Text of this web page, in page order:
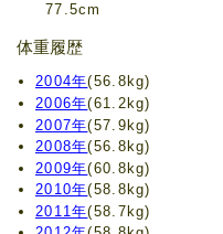
77.5cm
体重履歴
2004年(56.8kg)
2006年(61.2kg)
2007年(57.9kg)
2008年(56.8kg)
2009年(60.8kg)
2010年(58.8kg)
2011年(58.7kg)